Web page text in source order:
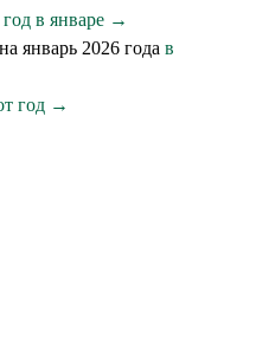
в январе →
на январь 2026 года в
год →